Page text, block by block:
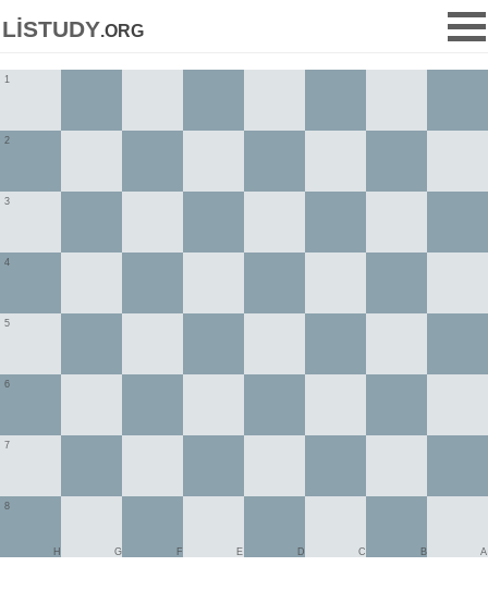
listudy.org
1
2
3
4
5
6
7
8
A
B
C
D
E
F
G
H